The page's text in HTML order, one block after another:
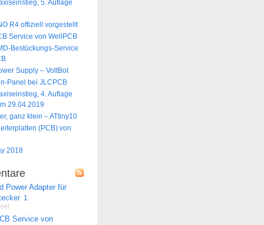
5. Auflage
R4 offiziell vorgestellt
Service von WellPCB
Bestückungs-Service
Supply – VoltBot
Panel bei JLCPCB
4. Auflage
29.04.2019
ganz klein – ATtiny10
(PCB) von
2018
Power Adapter für
1
Service von